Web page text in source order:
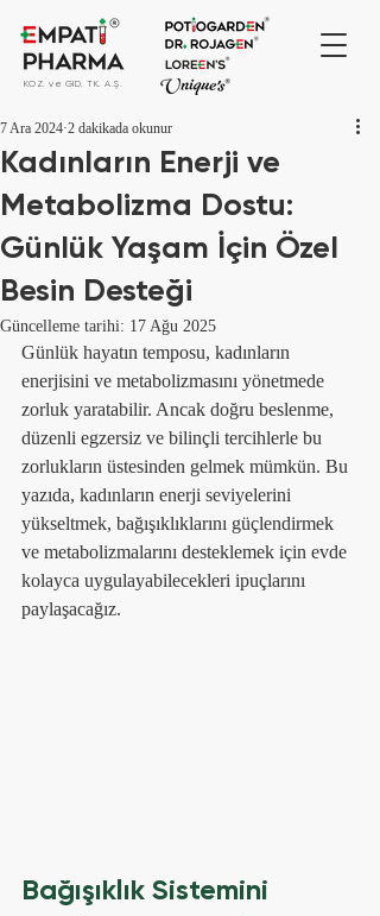
KOZ. ve GID. TK. A.Ş.
Kadınların Enerji ve
Metabolizma Dostu:
Günlük Yaşam İçin Özel
Besin Desteği
7 Ara 2024 2 dakikada okunur
Güncelleme tarihi: 17 Ağu 2025
Günlük hayatın temposu, kadınların
enerjisini ve metabolizmasını yönetmede
zorluk yaratabilir. Ancak doğru beslenme,
düzenli egzersiz ve bilinçli tercihlerle bu
zorlukların üstesinden gelmek mümkün. Bu
yazıda, kadınların enerji seviyelerini
yükseltmek, bağışıklıklarını güçlendirmek
ve metabolizmalarını desteklemek için evde
kolayca uygulayabilecekleri ipuçlarını
paylaşacağız.
Bağışıklık Sistemini